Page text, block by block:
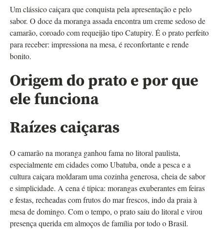
Um clássico caiçara que conquista pela apresentação e pelo
sabor. O doce da moranga assada encontra um creme sedoso de
camarão, coroado com requeijão tipo Catupiry. É o prato perfeito
para receber: impressiona na mesa, é reconfortante e rende
bonito.
Origem do prato e por que
ele funciona
Raízes caiçaras
O camarão na moranga ganhou fama no litoral paulista,
especialmente em cidades como Ubatuba, onde a pesca e a
cultura caiçara moldaram uma cozinha generosa, cheia de sabor
e simplicidade. A cena é típica: morangas exuberantes em feiras
e festas, recheadas com frutos do mar frescos, indo da praia à
mesa de domingo. Com o tempo, o prato saiu do litoral e virou
presença querida em almoços de família por todo o Brasil.